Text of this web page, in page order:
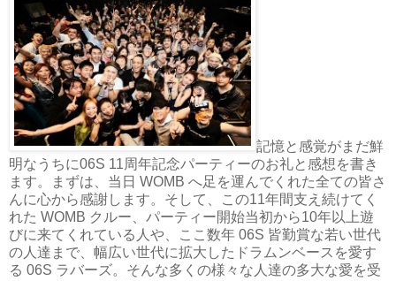
記憶と感覚がまだ鮮
明なうちに06S 11周年記念パーティーのお礼と感想を書き
ます。まずは、当日 WOMB へ足を運んでくれた全ての皆さ
んに心から感謝します。そして、この11年間支え続けてく
れた WOMB クルー、パーティー開始当初から10年以上遊
びに来てくれている人や、ここ数年 06S 皆勤賞な若い世代
の人達まで、幅広い世代に拡大したドラムンベースを愛す
る 06S ラバーズ。そんな多くの様々な人達の多大な愛を受